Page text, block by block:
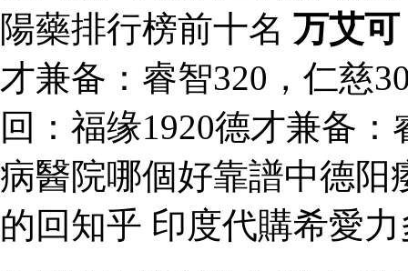
陽藥排行榜前十名 万艾可
才兼备：睿智320，仁慈
回：福缘1920德才兼备
病醫院哪個好靠譜中德阳
的回知乎 印度代購希愛